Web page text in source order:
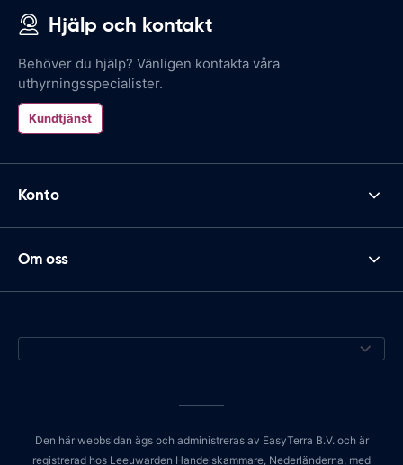
Hjälp och kontakt
Behöver du hjälp? Vänligen kontakta våra
uthyrningsspecialister.
Kundtjänst
Konto
Om oss
Den här webbsidan ägs och administreras av EasyTerra B.V. och är
registrerad hos Leeuwarden Handelskammare, Nederländerna, med